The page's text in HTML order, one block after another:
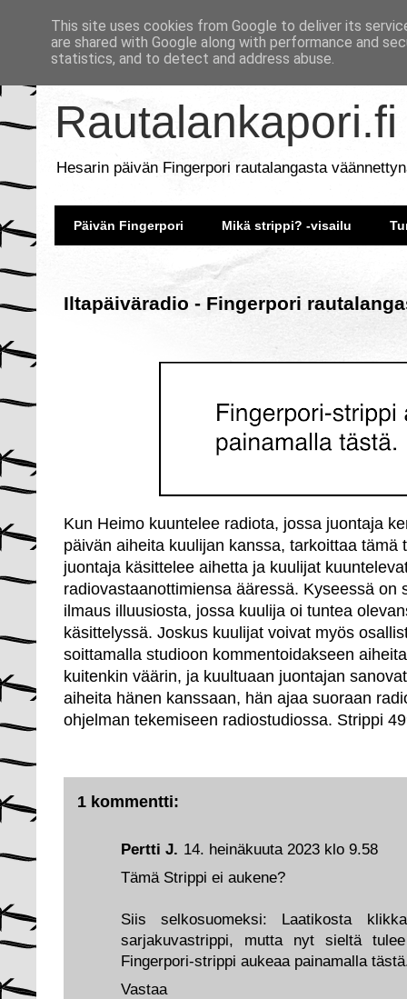
Rautalankapori.fi
Hesarin päivän Fingerpori rautalangasta
Päivän Fingerpori Mikä strippi? -visailu
Iltapäiväradio - Fingerpori
Kun Heimo kuuntelee radiota, jossa juontaja
päivän aiheita kuulijan kanssa, tarkoittaa tämä
juontaja käsittelee aihetta ja kuulijat
radiovastaanottimiensa ääressä. Kyseessä on
ilmaus illuusiosta, jossa kuulija oi tuntea
käsittelyssä. Joskus kuulijat voivat myös
soittamalla studioon kommentoidakseen
kuitenkin väärin, ja kuultuaan juontajan
aiheita hänen kanssaan, hän ajaa suoraan
ohjelman tekemiseen radiostudiossa. Strippi
1 kommentti:
Pertti J. 14. heinäkuuta 2023 klo 9.58
Tämä Strippi ei aukene?
Siis selkosuomeksi: Laatikosta
sarjakuvastrippi, mutta nyt sieltä
Fingerpori-strippi aukeaa painamalla
Vastaa
This site uses cookies from Google to deliver its
are shared with Google along with performance and
statistics, and to detect and address abuse.